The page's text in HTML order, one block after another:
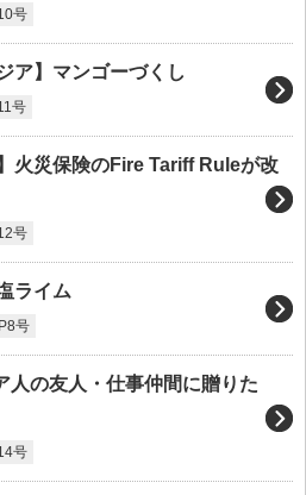
号
ア】マンゴーづくし
号
火災保険のFire Tariff Ruleが改
号
ライム
号
人の友人・仕事仲間に贈りた
号